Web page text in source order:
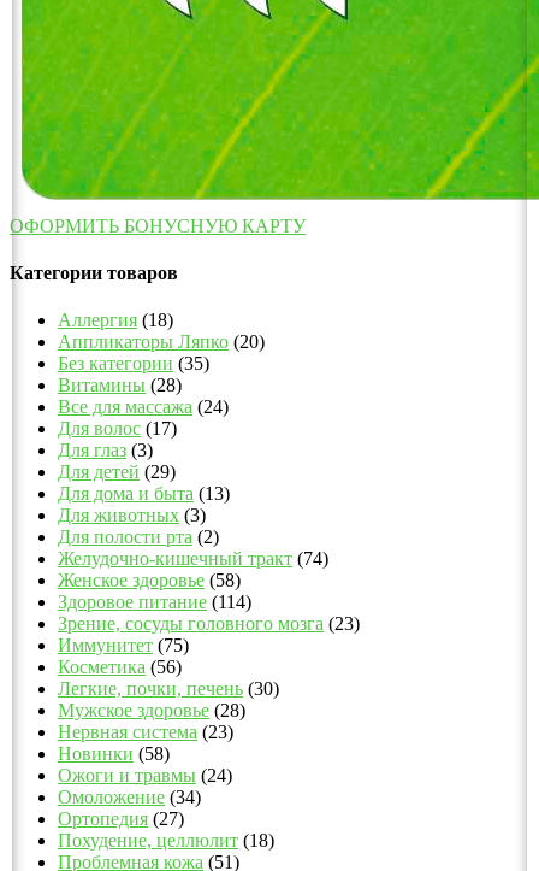
ОФОРМИТЬ БОНУСНУЮ КАРТУ
Категории товаров
Аллергия (18)
Аппликаторы Ляпко (20)
Без категории (35)
Витамины (28)
Все для массажа (24)
Для волос (17)
Для глаз (3)
Для детей (29)
Для дома и быта (13)
Для животных (3)
Для полости рта (2)
Желудочно-кишечный тракт (74)
Женское здоровье (58)
Здоровое питание (114)
Зрение, сосуды головного мозга (23)
Иммунитет (75)
Косметика (56)
Легкие, почки, печень (30)
Мужское здоровье (28)
Нервная система (23)
Новинки (58)
Ожоги и травмы (24)
Омоложение (34)
Ортопедия (27)
Похудение, целлюлит (18)
Проблемная кожа (51)